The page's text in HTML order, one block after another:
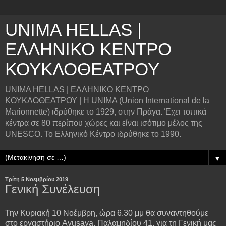
UNIMA HELLAS |
ΕΛΛΗΝΙΚΟ ΚΕΝΤΡΟ
ΚΟΥΚΛΟΘΕΑΤΡΟΥ
UNIMA HELLAS | ΕΛΛΗΝΙΚΟ ΚΕΝΤΡΟ
ΚΟΥΚΛΟΘΕΑΤΡΟΥ | Η UNIMA (Union International de la
Marionnette) ιδρύθηκε το 1929, στην Πράγα. Έχει τοπικά
κέντρα σε 80 περίπου χώρες και είναι ισότιμο μέλος της
UNESCO. Το Ελληνικό Κέντρο ιδρύθηκε το 1990.
▼
Τρίτη 5 Νοεμβρίου 2019
Γενική Συνέλευση
Την Κυριακή 10 Νοέμβρη, ώρα 6.30 μμ θα συναντηθούμε
στο εργαστήριο Ayusaya, Παλαμηδίου 41, για τη Γενική μας